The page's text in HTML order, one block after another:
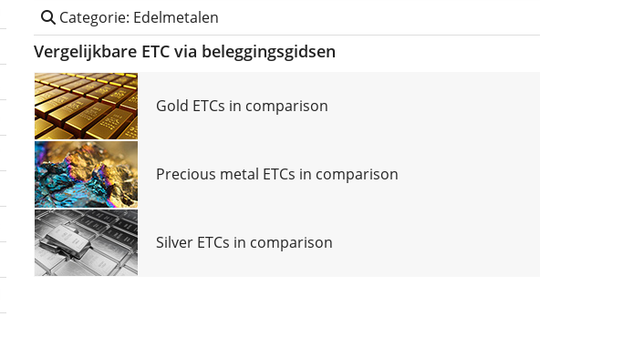
Categorie: Edelmetalen
Vergelijkbare ETC via beleggingsgidsen
Gold ETCs in comparison
Precious metal ETCs in comparison
Silver ETCs in comparison